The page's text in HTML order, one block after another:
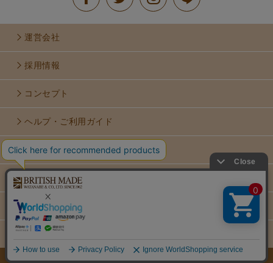
運営会社
採用情報
コンセプト
ヘルプ・ご利用ガイド
お問い合せ
利用規約
個人情報保護方針
特定商取引法に基づく表示